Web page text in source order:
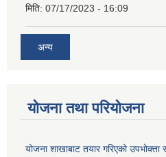
मिति: 07/17/2023 - 16:09
अन्य
योजना तथा परियोजना
योजना शाखाबाट तयार गरिएको